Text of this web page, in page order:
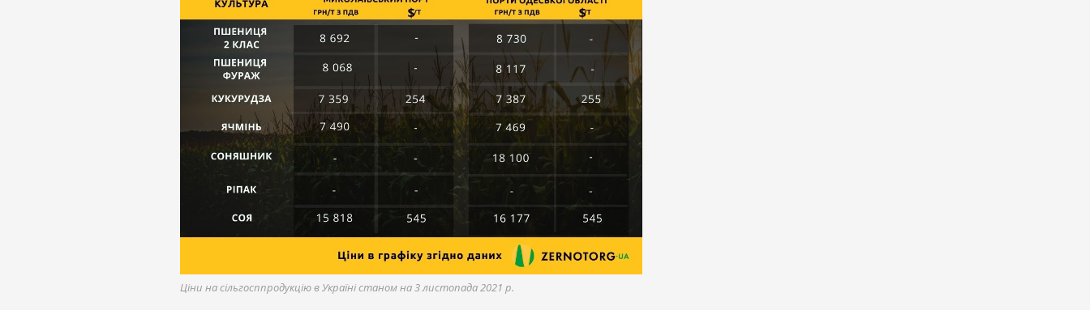
Ціни на сільгосппродукцію в Україні станом на 3 листопада 2021 р.